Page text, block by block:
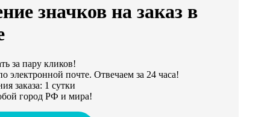
значков на заказ в
за пару кликов!
электронной почте. Отвечаем за 24 часа!
заказа: 1 сутки
город РФ и мира!